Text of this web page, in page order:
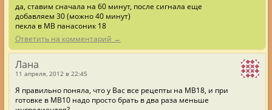
да, ставим сначала на 60 минут, после сигнала еще
добавляем 30 (можно 40 минут)
пекла в МВ панасоник 18
Ответить на комментарий →
Лана
11 апреля, 2012 в 22:45
Я правильно поняла, что у Вас все рецепты на МВ18, и при
готовке в МВ10 надо просто брать в два раза меньше